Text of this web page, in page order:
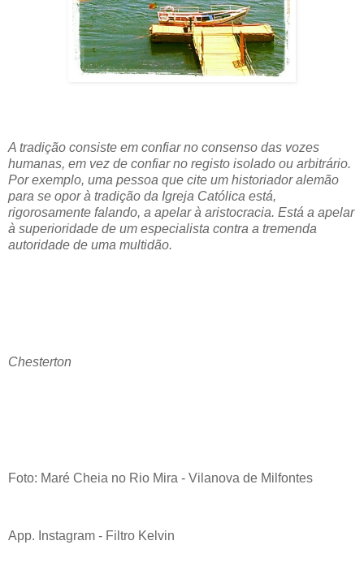
A tradição consiste em confiar no consenso das vozes
humanas, em vez de confiar no registo isolado ou arbitrário.
Por exemplo, uma pessoa que cite um historiador alemão
para se opor à tradição da Igreja Católica está,
rigorosamente falando, a apelar à aristocracia. Está a apelar
à superioridade de um especialista contra a tremenda
autoridade de uma multidão.
Chesterton
Foto: Maré Cheia no Rio Mira - Vilanova de Milfontes
App. Instagram - Filtro Kelvin